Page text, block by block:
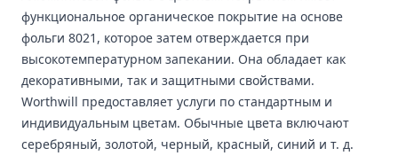
функциональное органическое покрытие на основе
фольги 8021, которое затем отверждается при
высокотемпературном запекании. Она обладает как
декоративными, так и защитными свойствами.
Worthwill предоставляет услуги по стандартным и
индивидуальным цветам. Обычные цвета включают
серебряный, золотой, черный, красный, синий и т. д.